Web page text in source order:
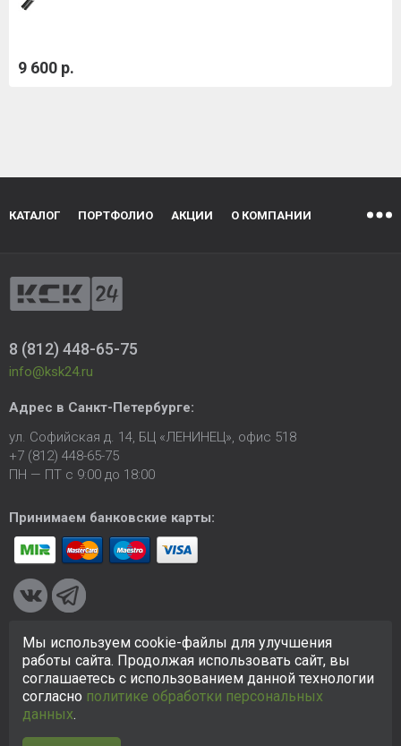
9 600 р.
КАТАЛОГ ПОРТФОЛИО АКЦИИ О КОМПАНИИ
8 (812) 448-65-75
info@ksk24.ru
Адрес в Санкт-Петербурге:
ул. Софийская д. 14, БЦ «ЛЕНИНЕЦ», офис 518
+7 (812) 448-65-75
ПН — ПТ с 9:00 до 18:00
Принимаем банковские карты:
© 2005-2026 ООО «КСК». Сайтhttps://ksk24.ruсоздан
исключительно в информационных целях и любая информация
на сайте не является публичной офертой.Политика в
отношении персональных данных
Мы используем cookie-файлы для улучшения
работы сайта. Продолжая использовать сайт, вы
соглашаетесь с использованием данной технологии
согласно политике обработки персональных
данных.